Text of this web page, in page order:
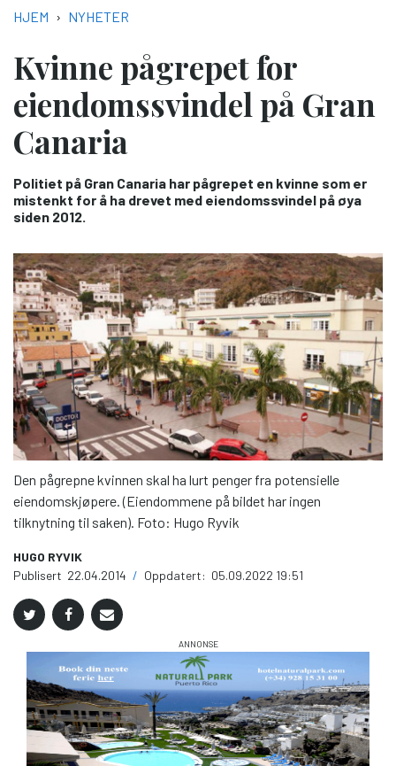
NAVIGASJONSSTI
HJEM NYHETER
Kvinne pågrepet for
eiendomssvindel på Gran
Canaria
Politiet på Gran Canaria har pågrepet en kvinne som er
mistenkt for å ha drevet med eiendomssvindel på øya
siden 2012.
Den pågrepne kvinnen skal ha lurt penger fra potensielle
eiendomskjøpere. (Eiendommene på bildet har ingen
tilknytning til saken). Foto: Hugo Ryvik
HUGO RYVIK
Publisert 22.04.2014 / Oppdatert: 05.09.2022 19:51